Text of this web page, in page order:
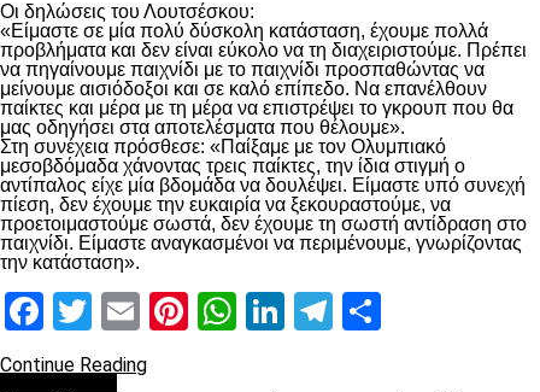
Οι δηλώσεις του Λουτσέσκου:
«Είμαστε σε μία πολύ δύσκολη κατάσταση, έχουμε πολλά
προβλήματα και δεν είναι εύκολο να τη διαχειριστούμε. Πρέπει
να πηγαίνουμε παιχνίδι με το παιχνίδι προσπαθώντας να
μείνουμε αισιόδοξοι και σε καλό επίπεδο. Να επανέλθουν
παίκτες και μέρα με τη μέρα να επιστρέψει το γκρουπ που θα
μας οδηγήσει στα αποτελέσματα που θέλουμε».
Στη συνέχεια πρόσθεσε: «Παίξαμε με τον Ολυμπιακό
μεσοβδόμαδα χάνοντας τρεις παίκτες, την ίδια στιγμή ο
αντίπαλος είχε μία βδομάδα να δουλέψει. Είμαστε υπό συνεχή
πίεση, δεν έχουμε την ευκαιρία να ξεκουραστούμε, να
προετοιμαστούμε σωστά, δεν έχουμε τη σωστή αντίδραση στο
παιχνίδι. Είμαστε αναγκασμένοι να περιμένουμε, γνωρίζοντας
την κατάσταση».
Facebook
Twitter
EmailPinterest
WhatsApp
LinkedIn
Telegram
Continue Reading